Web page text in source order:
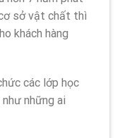
sở vật chất thì
khách hàng
các lớp học
những ai